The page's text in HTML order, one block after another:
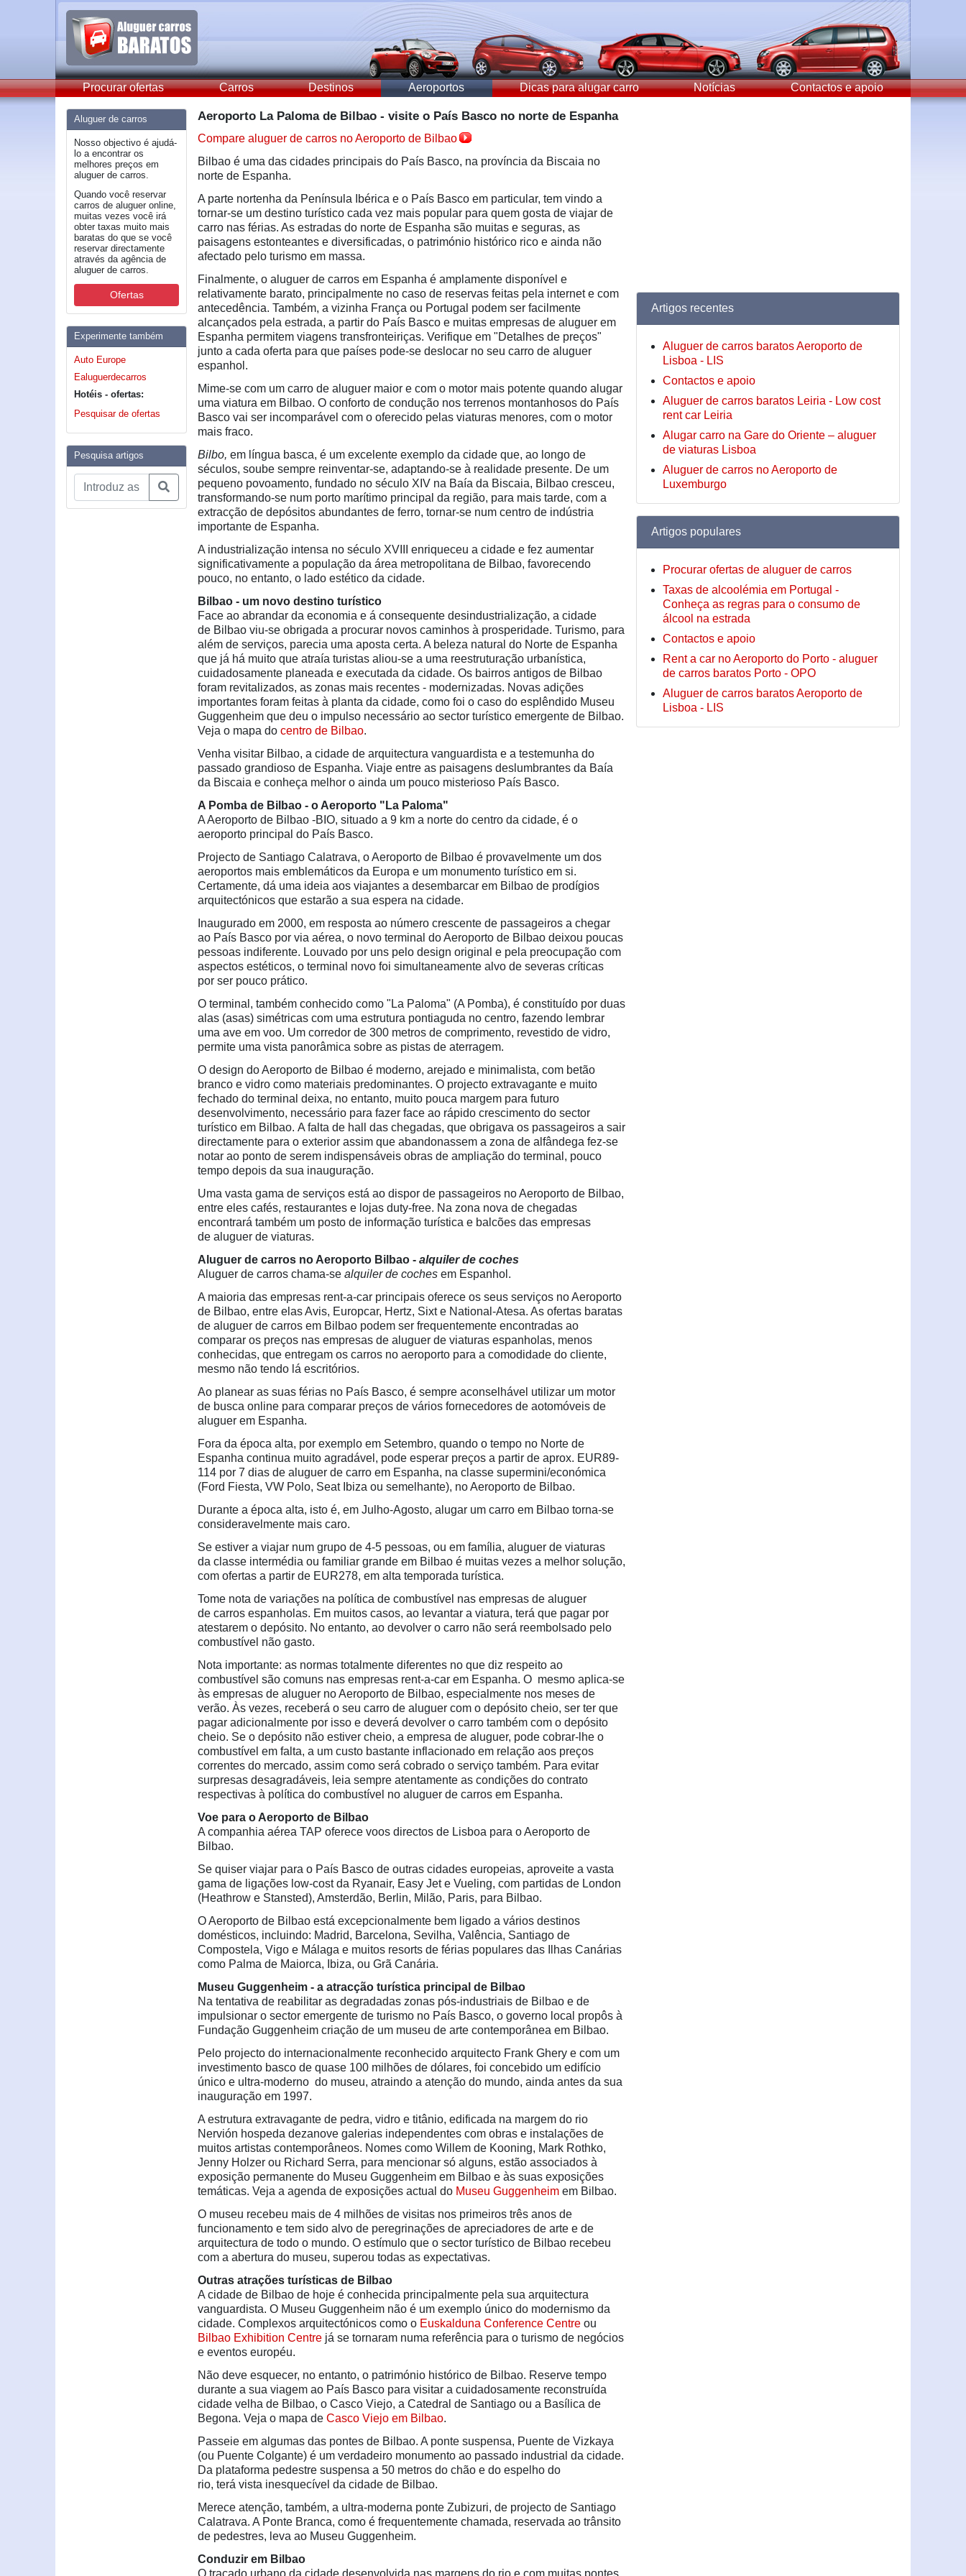
Procurar ofertas Carros Destinos Aeroportos Dicas para alugar carro Notícias Contactos e apoio
Aluguer de carros
Nosso objectivo é ajudá-
lo a encontrar os
melhores preços em
aluguer de carros.
Quando você reservar
carros de aluguer online,
muitas vezes você irá
obter taxas muito mais
baratas do que se você
reservar directamente
através da agência de
aluguer de carros.
Ofertas
Experimente também
Auto Europe
Ealuguerdecarros
Hotéis - ofertas:
Pesquisar de ofertas
Pesquisa artigos
Aeroporto La Paloma de Bilbao - visite o País Basco no norte de Espanha
Compare aluguer de carros no Aeroporto de Bilbao
Bilbao é uma das cidades principais do País Basco, na província da Biscaia no
norte de Espanha.
A parte nortenha da Península Ibérica e o País Basco em particular, tem vindo a
tornar-se um destino turístico cada vez mais popular para quem gosta de viajar de
carro nas férias. As estradas do norte de Espanha são muitas e seguras, as
paisagens estonteantes e diversificadas, o património histórico rico e ainda não
afectado pelo turismo em massa.
Finalmente, o aluguer de carros em Espanha é amplamente disponível e
relativamente barato, principalmente no caso de reservas feitas pela internet e com
antecedência. Também, a vizinha França ou Portugal podem ser facilmente
alcançados pela estrada, a partir do País Basco e muitas empresas de aluguer em
Espanha permitem viagens transfronteiriças. Verifique em "Detalhes de preços"
junto a cada oferta para que países pode-se deslocar no seu carro de aluguer
espanhol.
Mime-se com um carro de aluguer maior e com o motor mais potente quando alugar
uma viatura em Bilbao. O conforto de condução nos terrenos montanhosos do País
Basco vai ser incomparável com o oferecido pelas viaturas menores, com o motor
mais fraco.
Bilbo,em língua basca, é um excelente exemplo da cidade que, ao longo de
séculos, soube sempre reinventar-se, adaptando-se à realidade presente. De um
pequeno povoamento, fundado no século XIV na Baía da Biscaia, Bilbao cresceu,
transformando-se num porto marítimo principal da região, para mais tarde, com a
extracção de depósitos abundantes de ferro, tornar-se num centro de indústria
importante de Espanha.
A industrialização intensa no século XVIII enriqueceu a cidade e fez aumentar
significativamente a população da área metropolitana de Bilbao, favorecendo
pouco, no entanto, o lado estético da cidade.
Bilbao - um novo destino turístico
Face ao abrandar da economia e á consequente desindustrialização, a cidade
de Bilbao viu-se obrigada a procurar novos caminhos à prosperidade. Turismo, para
além de serviços, parecia uma aposta certa. A beleza natural do Norte de Espanha
que já há muito que atraía turistas aliou-se a uma reestruturação urbanística,
cuidadosamente planeada e executada da cidade. Os bairros antigos de Bilbao
foram revitalizados, as zonas mais recentes - modernizadas. Novas adições
importantes foram feitas à planta da cidade, como foi o caso do esplêndido Museu
Guggenheim que deu o impulso necessário ao sector turístico emergente de Bilbao.
Veja o mapa docentro de Bilbao.
Venha visitar Bilbao, a cidade de arquitectura vanguardista e a testemunha do
passado grandioso de Espanha. Viaje entre as paisagens deslumbrantes da Baía
da Biscaia e conheça melhor o ainda um pouco misterioso País Basco.
A Pomba de Bilbao - o Aeroporto "La Paloma"
A Aeroporto de Bilbao -BIO, situado a 9 km a norte do centro da cidade, é o
aeroporto principal do País Basco.
Projecto de Santiago Calatrava, o Aeroporto de Bilbao é provavelmente um dos
aeroportos mais emblemáticos da Europa e um monumento turístico em si.
Certamente, dá uma ideia aos viajantes a desembarcar em Bilbao de prodígios
arquitectónicos que estarão a sua espera na cidade.
Inaugurado em 2000, em resposta ao número crescente de passageiros a chegar
ao País Basco por via aérea, o novo terminal do Aeroporto de Bilbao deixou poucas
pessoas indiferente. Louvado por uns pelo design original e pela preocupação com
aspectos estéticos, o terminal novo foi simultaneamente alvo de severas críticas
por ser pouco prático.
O terminal, também conhecido como "La Paloma" (A Pomba), é constituído por duas
alas (asas) simétricas com uma estrutura pontiaguda no centro, fazendo lembrar
uma ave em voo. Um corredor de 300 metros de comprimento, revestido de vidro,
permite uma vista panorâmica sobre as pistas de aterragem.
O design do Aeroporto de Bilbao é moderno, arejado e minimalista, com betão
branco e vidro como materiais predominantes. O projecto extravagante e muito
fechado do terminal deixa, no entanto, muito pouca margem para futuro
desenvolvimento, necessário para fazer face ao rápido crescimento do sector
turístico em Bilbao. A falta de hall das chegadas, que obrigava os passageiros a sair
directamente para o exterior assim que abandonassem a zona de alfândega fez-se
notar ao ponto de serem indispensáveis obras de ampliação do terminal, pouco
tempo depois da sua inauguração.
Uma vasta gama de serviços está ao dispor de passageiros no Aeroporto de Bilbao,
entre eles cafés, restaurantes e lojas duty-free. Na zona nova de chegadas
encontrará também um posto de informação turística e balcões das empresas
de aluguer de viaturas.
Aluguer de carros no Aeroporto Bilbao -alquiler de coches
Aluguer de carros chama-se alquiler de cochesem Espanhol.
A maioria das empresas rent-a-car principais oferece os seus serviços no Aeroporto
de Bilbao, entre elas Avis, Europcar, Hertz, Sixt e National-Atesa. As ofertas baratas
de aluguer de carros em Bilbao podem ser frequentemente encontradas ao
comparar os preços nas empresas de aluguer de viaturas espanholas, menos
conhecidas, que entregam os carros no aeroporto para a comodidade do cliente,
mesmo não tendo lá escritórios.
Ao planear as suas férias no País Basco, é sempre aconselhável utilizar um motor
de busca online para comparar preços de vários fornecedores de aotomóveis de
aluguer em Espanha.
Fora da época alta, por exemplo em Setembro, quando o tempo no Norte de
Espanha continua muito agradável, pode esperar preços a partir de aprox. EUR89-
114 por 7 dias de aluguer de carro em Espanha, na classe supermini/económica
(Ford Fiesta, VW Polo, Seat Ibiza ou semelhante), no Aeroporto de Bilbao.
Durante a época alta, isto é, em Julho-Agosto, alugar um carro em Bilbao torna-se
consideravelmente mais caro.
Se estiver a viajar num grupo de 4-5 pessoas, ou em família, aluguer de viaturas
da classe intermédia ou familiar grande em Bilbao é muitas vezes a melhor solução,
com ofertas a partir de EUR278, em alta temporada turística.
Tome nota de variações na política de combustível nas empresas de aluguer
de carros espanholas. Em muitos casos, ao levantar a viatura, terá que pagar por
atestarem o depósito. No entanto, ao devolver o carro não será reembolsado pelo
combustível não gasto.
Nota importante: as normas totalmente diferentes no que diz respeito ao
combustível são comuns nas empresas rent-a-car em Espanha. O mesmo aplica-se
às empresas de aluguer no Aeroporto de Bilbao, especialmente nos meses de
verão. Às vezes, receberá o seu carro de aluguer com o depósito cheio, ser ter que
pagar adicionalmente por isso e deverá devolver o carro também com o depósito
cheio. Se o depósito não estiver cheio, a empresa de aluguer, pode cobrar-lhe o
combustível em falta, a um custo bastante inflacionado em relação aos preços
correntes do mercado, assim como será cobrado o serviço também. Para evitar
surpresas desagradáveis, leia sempre atentamente as condições do contrato
respectivas à política do combustível no aluguer de carros em Espanha.
Voe para o Aeroporto de Bilbao
A companhia aérea TAP oferece voos directos de Lisboa para o Aeroporto de
Bilbao.
Se quiser viajar para o País Basco de outras cidades europeias, aproveite a vasta
gama de ligações low-cost da Ryanair, Easy Jet e Vueling, com partidas de London
(Heathrow e Stansted), Amsterdão, Berlin, Milão, Paris, para Bilbao.
O Aeroporto de Bilbao está excepcionalmente bem ligado a vários destinos
domésticos, incluindo: Madrid, Barcelona, Sevilha, Valência, Santiago de
Compostela, Vigo e Málaga e muitos resorts de férias populares das Ilhas Canárias
como Palma de Maiorca, Ibiza, ou Grã Canária.
Museu Guggenheim - a atracção turística principal de Bilbao
Na tentativa de reabilitar as degradadas zonas pós-industriais de Bilbao e de
impulsionar o sector emergente de turismo no País Basco, o governo local propôs à
Fundação Guggenheim criação de um museu de arte contemporânea em Bilbao.
Pelo projecto do internacionalmente reconhecido arquitecto Frank Ghery e com um
investimento basco de quase 100 milhões de dólares, foi concebido um edifício
único e ultra-moderno do museu, atraindo a atenção do mundo, ainda antes da sua
inauguração em 1997.
A estrutura extravagante de pedra, vidro e titânio, edificada na margem do rio
Nervión hospeda dezanove galerias independentes com obras e instalações de
muitos artistas contemporâneos. Nomes como Willem de Kooning, Mark Rothko,
Jenny Holzer ou Richard Serra, para mencionar só alguns, estão associados à
exposição permanente do Museu Guggenheim em Bilbao e às suas exposições
temáticas. Veja a agenda de exposições actual do Museu Guggenheimem Bilbao.
O museu recebeu mais de 4 milhões de visitas nos primeiros três anos de
funcionamento e tem sido alvo de peregrinações de apreciadores de arte e de
arquitectura de todo o mundo. O estímulo que o sector turístico de Bilbao recebeu
com a abertura do museu, superou todas as expectativas.
Outras atrações turísticas de Bilbao
A cidade de Bilbao de hoje é conhecida principalmente pela sua arquitectura
vanguardista. O Museu Guggenheim não é um exemplo único do modernismo da
cidade. Complexos arquitectónicos como o Euskalduna Conference Centre ou
Bilbao Exhibition Centre já se tornaram numa referência para o turismo de negócios
e eventos européu.
Não deve esquecer, no entanto, o património histórico de Bilbao. Reserve tempo
durante a sua viagem ao País Basco para visitar a cuidadosamente reconstruída
cidade velha de Bilbao, o Casco Viejo, a Catedral de Santiago ou a Basílica de
Begona. Veja o mapa deCasco Viejo em Bilbao.
Passeie em algumas das pontes de Bilbao. A ponte suspensa, Puente de Vizkaya
(ou Puente Colgante) é um verdadeiro monumento ao passado industrial da cidade.
Da plataforma pedestre suspensa a 50 metros do chão e do espelho do
rio, terá vista inesquecível da cidade de Bilbao.
Merece atenção, também, a ultra-moderna ponte Zubizuri, de projecto de Santiago
Calatrava. A Ponte Branca, como é frequentemente chamada, reservada ao trânsito
de pedestres, leva ao Museu Guggenheim.
Conduzir em Bilbao
O traçado urbano da cidade desenvolvida nas margens do rio e com muitas pontes
Artigos recentes
Aluguer de carros baratos Aeroporto de
Lisboa - LIS
Contactos e apoio
Aluguer de carros baratos Leiria - Low cost
rent car Leiria
Alugar carro na Gare do Oriente – aluguer
de viaturas Lisboa
Aluguer de carros no Aeroporto de
Luxemburgo
Artigos populares
Procurar ofertas de aluguer de carros
Taxas de alcoolémia em Portugal -
Conheça as regras para o consumo de
álcool na estrada
Contactos e apoio
Rent a car no Aeroporto do Porto - aluguer
de carros baratos Porto - OPO
Aluguer de carros baratos Aeroporto de
Lisboa - LIS